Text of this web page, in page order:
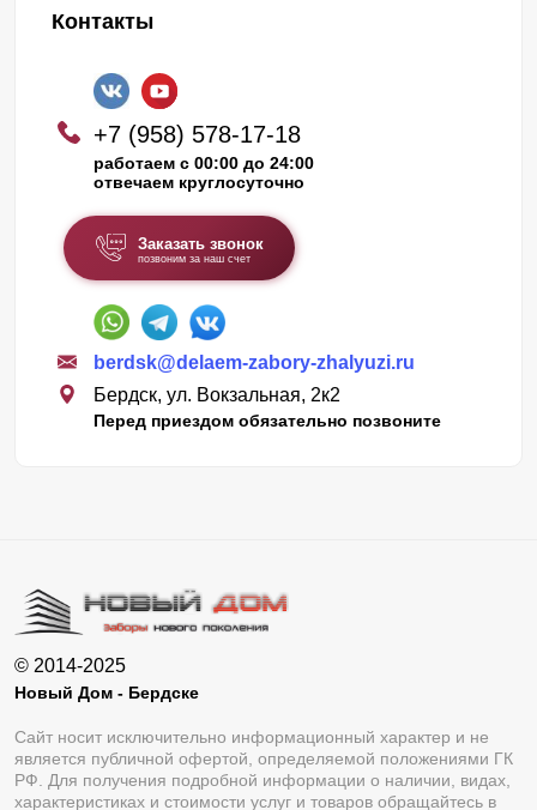
Контакты
+7 (958) 578-17-18
работаем с 00:00 до 24:00
отвечаем круглосуточно
Заказать звонок
позвоним за наш счет
berdsk@delaem-zabory-zhalyuzi.ru
Бердск, ул. Вокзальная, 2к2
Перед приездом обязательно позвоните
© 2014-2025
Новый Дом - Бердске
Сайт носит исключительно информационный характер и не
является публичной офертой, определяемой положениями ГК
РФ. Для получения подробной информации о наличии, видах,
характеристиках и стоимости услуг и товаров обращайтесь в